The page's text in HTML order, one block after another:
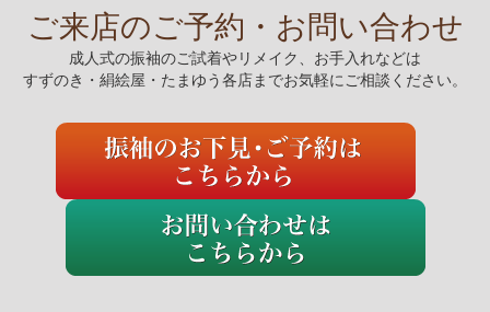
ご来店のご予約・お問い合わせ
成人式の振袖のご試着やリメイク、お手入れなどは
すずのき・絹絵屋・たまゆう各店までお気軽にご相談ください。